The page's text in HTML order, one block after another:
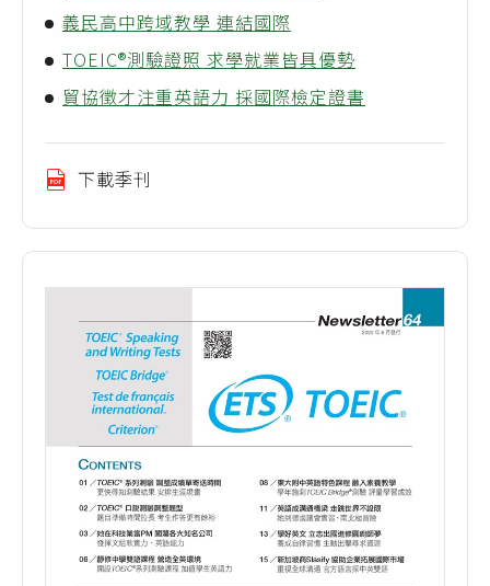
義民高中跨域教學 連結國際
TOEIC®測驗證照 求學就業皆具優勢
貿協徵才注重英語力 採國際檢定證書
下載季刊